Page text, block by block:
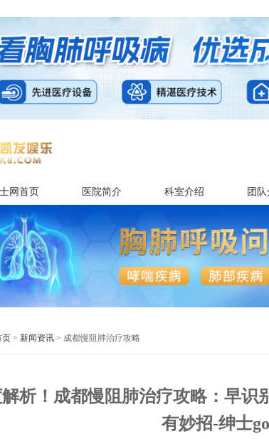
网首页 医院简介 科室介绍 团队
页 > 新闻资讯 > 成都慢阻肺治疗攻略
析！成都慢阻肺治疗攻略：早识
有妙招-绅士go